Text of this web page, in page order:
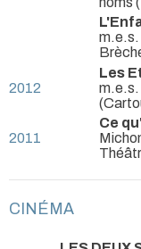
m.e.s.
2012
Les
m.e.s.
2011
Ce
CINÉMA